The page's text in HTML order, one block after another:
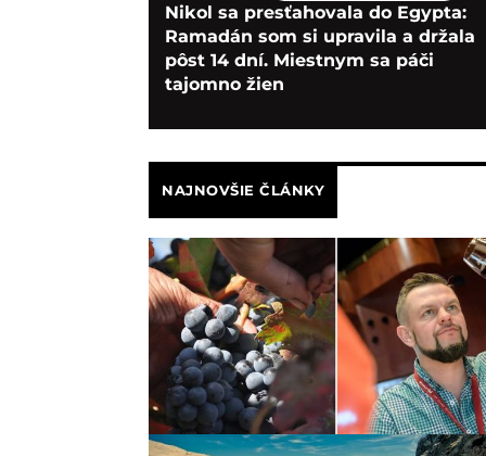
Nikol sa presťahovala do Egypta:
Ramadán som si upravila a držala
pôst 14 dní. Miestnym sa páči
tajomno žien
NAJNOVŠIE ČLÁNKY